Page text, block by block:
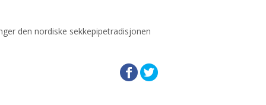
den nordiske sekkepipetradisjonen